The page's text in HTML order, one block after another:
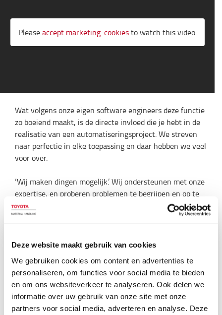
Deze website maakt gebruik van cookies
We gebruiken cookies om content en advertenties te
personaliseren, om functies voor social media te bieden
en om ons websiteverkeer te analyseren. Ook delen we
informatie over uw gebruik van onze site met onze
partners voor social media, adverteren en analyse. Deze
Pleaseaccept marketing-cookiesto watch this video.
Wat volgens onze eigen software engineers deze functie
zo boeiend maakt, is de directe invloed die je hebt in de
realisatie van een automatiseringsproject. We streven
naar perfectie in elke toepassing en daar hebben we veel
voor over.
‘Wij maken dingen mogelijk.’ Wij ondersteunen met onze
expertise, en proberen problemen te begrijpen en op te
lossen. Als onze hulp gewenst is, dan zijn we er.
BEKIJK VACATURES
TERUG NAAR DE WERKEN BIJ PAGINA
Flow controller